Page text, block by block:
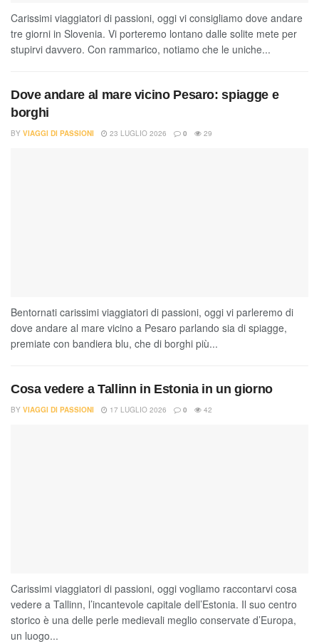
Carissimi viaggiatori di passioni, oggi vi consigliamo dove andare
tre giorni in Slovenia. Vi porteremo lontano dalle solite mete per
stupirvi davvero. Con rammarico, notiamo che le uniche...
Dove andare al mare vicino Pesaro: spiagge e
borghi
BY VIAGGI DI PASSIONI 23 LUGLIO 2026 0 29
Bentornati carissimi viaggiatori di passioni, oggi vi parleremo di
dove andare al mare vicino a Pesaro parlando sia di spiagge,
premiate con bandiera blu, che di borghi più...
Cosa vedere a Tallinn in Estonia in un giorno
BY VIAGGI DI PASSIONI 17 LUGLIO 2026 0 42
Carissimi viaggiatori di passioni, oggi vogliamo raccontarvi cosa
vedere a Tallinn, l’incantevole capitale dell’Estonia. Il suo centro
storico è una delle perle medievali meglio conservate d’Europa,
un luogo...